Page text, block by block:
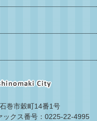
巻市穀町14番1号
ックス番号：0225-22-4995